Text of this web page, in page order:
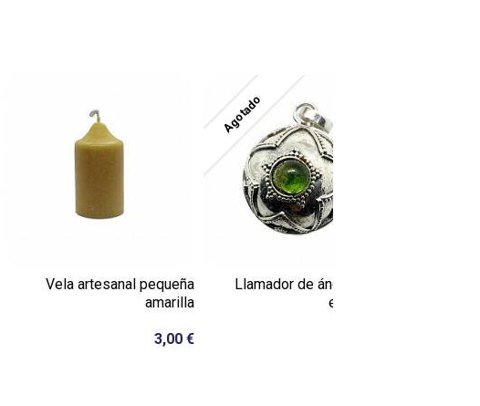
Vela artesanal pequeña
amarilla
3,00 €
Agotado
Llamador de ángeles con
estrella y...